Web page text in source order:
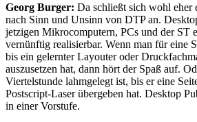
Georg Burger: Da schließt sich wohl eher
nach Sinn und Unsinn von DTP an.
jetzigen Mikrocomputern, PCs und der ST
vernünftig realisierbar. Wenn man für eine
bis ein gelernter Layouter oder
auszusetzen hat, dann hört der Spaß auf.
Viertelstunde lahmgelegt ist, bis er eine
Postscript-Laser übergeben hat. Desktop
in einer Vorstufe.